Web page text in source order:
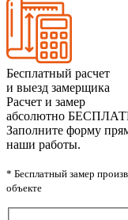
Бесплатный расчет
и выезд замерщика
Расчет и замер
абсолютно
Заполните форму
наши работы.
* Бесплатный замер
объекте